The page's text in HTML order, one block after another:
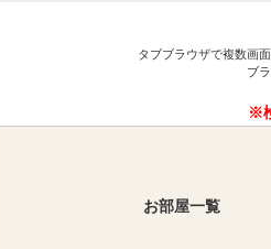
タブブラウザで複数画
ブ
※
お部屋一覧